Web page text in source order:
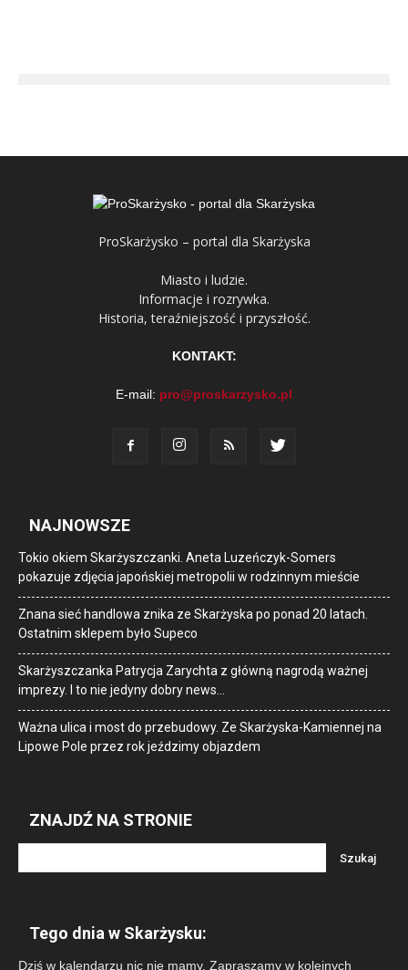
ProSkarżysko – portal dla Skarżyska
Miasto i ludzie.
Informacje i rozrywka.
Historia, teraźniejszość i przyszłość.
KONTAKT:
E-mail: pro@proskarzysko.pl
NAJNOWSZE
Tokio okiem Skarżyszczanki. Aneta Luzeńczyk-Somers
pokazuje zdjęcia japońskiej metropolii w rodzinnym mieście
Znana sieć handlowa znika ze Skarżyska po ponad 20 latach.
Ostatnim sklepem było Supeco
Skarżyszczanka Patrycja Zarychta z główną nagrodą ważnej
imprezy. I to nie jedyny dobry news…
Ważna ulica i most do przebudowy. Ze Skarżyska-Kamiennej na
Lipowe Pole przez rok jeździmy objazdem
ZNAJDŹ NA STRONIE
Tego dnia w Skarżysku:
Dziś w kalendarzu nic nie mamy. Zapraszamy w kolejnych